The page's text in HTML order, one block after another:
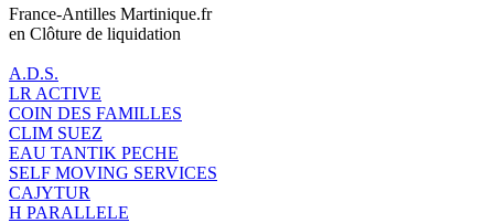
France-Antilles Martinique.fr
en Clôture de liquidation
A.D.S.
LR ACTIVE
COIN DES FAMILLES
CLIM SUEZ
EAU TANTIK PECHE
SELF MOVING SERVICES
CAJYTUR
H PARALLELE